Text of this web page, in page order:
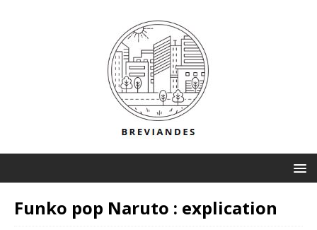
Funko pop Naruto : explication